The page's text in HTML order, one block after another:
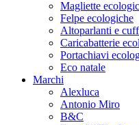
Magliette
Felpe ecologiche
Altoparlanti e
Caricabatterie
Portachiavi
Eco natale
Marchi
Alexluca
Antonio Miro
B&C